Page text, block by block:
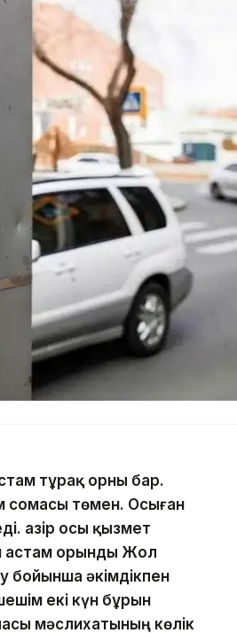
тұрақ орны бар.
сомасы төмен. Осыған
Қазір осы қызмет
астам орынды Жол
бойынша әкімдікпен
екі күн бұрын
мәслихатының көлік